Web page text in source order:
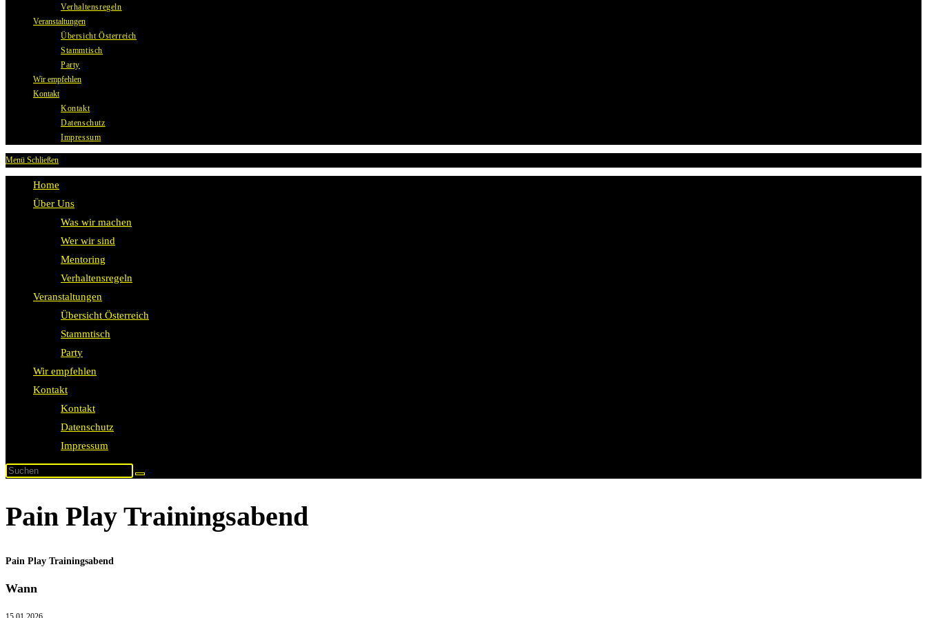
Verhaltensregeln
Veranstaltungen
Übersicht Österreich
Stammtisch
Party
Wir empfehlen
Kontakt
Kontakt
Datenschutz
Impressum
Menü Schließen
Home
Über Uns
Was wir machen
Wer wir sind
Mentoring
Verhaltensregeln
Veranstaltungen
Übersicht Österreich
Stammtisch
Party
Wir empfehlen
Kontakt
Kontakt
Datenschutz
Impressum
Pain Play Trainingsabend
Pain Play Trainingsabend
Wann